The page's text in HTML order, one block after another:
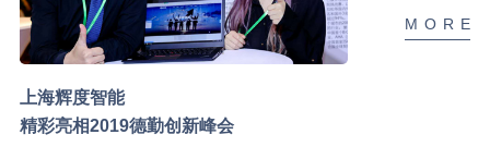
上海辉度智能
精彩亮相2019德勤创新峰会
M O R E